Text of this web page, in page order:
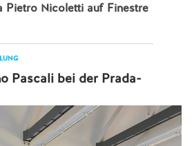
Pietro Nicoletti auf Finestre
Pascali bei der Prada-